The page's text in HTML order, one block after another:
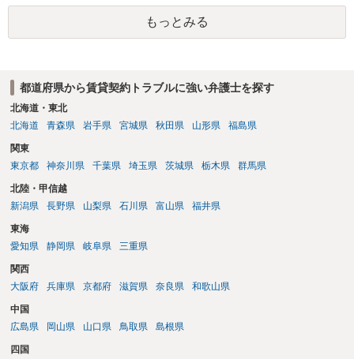
前提であり、借主が同意しなければ成立しません。 12年間の居住実
績、子どもの学校や地域とのつながり、転居費用の準備が困難な事情
などは、借主側の強い居住継続の必要性として正当事由判断において
れます。 建物が未登記であること自体は、賃貸借契約の有効性を直ち
に否定するものではなく、引渡しがされていれば賃貸借の効力は原則
有効とされています。 今後の交渉では、①現在は普通借家契約が継続
（誰が所有者で誰が実際に住む予定か等）を具体的に書面で説明して
ほしいこと、③自分たちの居住継続の必要性を丁寧に伝えること、を
基本方針としたうえで、仮に一定時期の退去を検討する場合には、立
成することが重要です。 契約書では、更新条項・解除条項・期間の定
め・定期借家に関する記載の有無、これまでの更新時の合意内容
（「今回で最後」などの文言）が、借主不利な特約として無効になり
容を十分に確認し、不明点は弁護士に相談することをおすすめしま
す。
もっとみる
都道府県から賃貸契約トラブルに強い弁護士を探す
北海道・東北
北海道
青森県 岩手県 宮城県 秋田県 山形県 福島県
関東
東京都
神奈川県 千葉県 埼玉県 茨城県 栃木県 群馬県
北陸・甲信越
新潟県
長野県 山梨県 石川県 富山県 福井県
東海
愛知県
静岡県 岐阜県 三重県
関西
大阪府
兵庫県 京都府 滋賀県 奈良県 和歌山県
中国
広島県
岡山県 山口県 鳥取県 島根県
四国